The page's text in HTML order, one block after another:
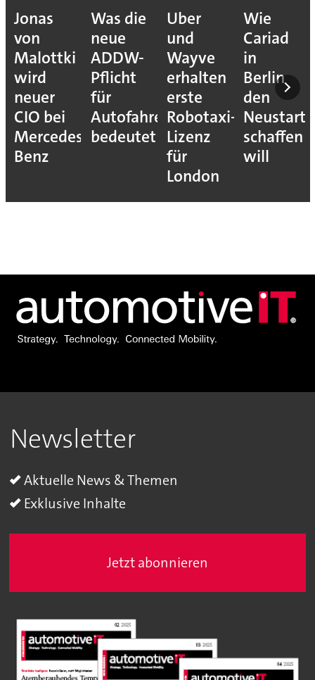
Jonas
von
Malottki
wird
neuer
CIO bei
Mercedes-
Benz
Was die
neue
ADDW-
Pflicht
für
Autofahrer
bedeutet
Uber
und
Wayve
erhalten
erste
Robotaxi-
Lizenz
für
London
Wie
Cariad
in
Berlin
den
Neustart
schaffen
will
Newsletter
Aktuelle News & Themen
Exklusive Inhalte
Jetzt abonnieren